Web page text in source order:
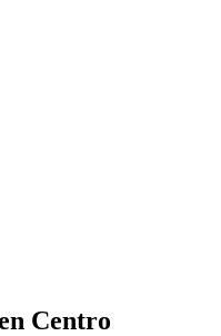
Centro